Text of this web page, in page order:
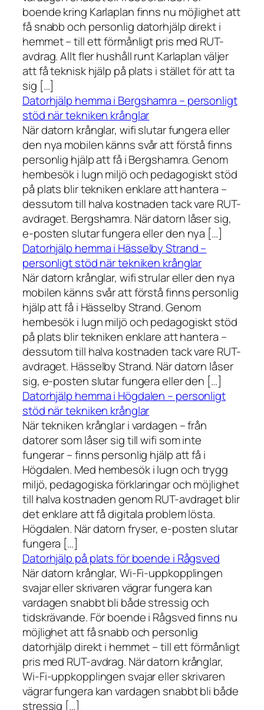
boende kring Karlaplan finns nu möjlighet att
få snabb och personlig datorhjälp direkt i
hemmet – till ett förmånligt pris med RUT-
avdrag. Allt fler hushåll runt Karlaplan väljer
att få teknisk hjälp på plats i stället för att ta
sig […]
Datorhjälp hemma i Bergshamra – personligt
stöd när tekniken krånglar
När datorn krånglar, wifi slutar fungera eller
den nya mobilen känns svår att förstå finns
personlig hjälp att få i Bergshamra. Genom
hembesök i lugn miljö och pedagogiskt stöd
på plats blir tekniken enklare att hantera –
dessutom till halva kostnaden tack vare RUT-
avdraget. Bergshamra. När datorn låser sig,
e-posten slutar fungera eller den nya […]
Datorhjälp hemma i Hässelby Strand –
personligt stöd när tekniken krånglar
När datorn krånglar, wifi strular eller den nya
mobilen känns svår att förstå finns personlig
hjälp att få i Hässelby Strand. Genom
hembesök i lugn miljö och pedagogiskt stöd
på plats blir tekniken enklare att hantera –
dessutom till halva kostnaden tack vare RUT-
avdraget. Hässelby Strand. När datorn låser
sig, e-posten slutar fungera eller den […]
Datorhjälp hemma i Högdalen – personligt
stöd när tekniken krånglar
När tekniken krånglar i vardagen – från
datorer som låser sig till wifi som inte
fungerar – finns personlig hjälp att få i
Högdalen. Med hembesök i lugn och trygg
miljö, pedagogiska förklaringar och möjlighet
till halva kostnaden genom RUT-avdraget blir
det enklare att få digitala problem lösta.
Högdalen. När datorn fryser, e-posten slutar
fungera […]
Datorhjälp på plats för boende i Rågsved
När datorn krånglar, Wi-Fi-uppkopplingen
svajar eller skrivaren vägrar fungera kan
vardagen snabbt bli både stressig och
tidskrävande. För boende i Rågsved finns nu
möjlighet att få snabb och personlig
datorhjälp direkt i hemmet – till ett förmånligt
pris med RUT-avdrag. När datorn krånglar,
Wi-Fi-uppkopplingen svajar eller skrivaren
vägrar fungera kan vardagen snabbt bli både
stressig […]